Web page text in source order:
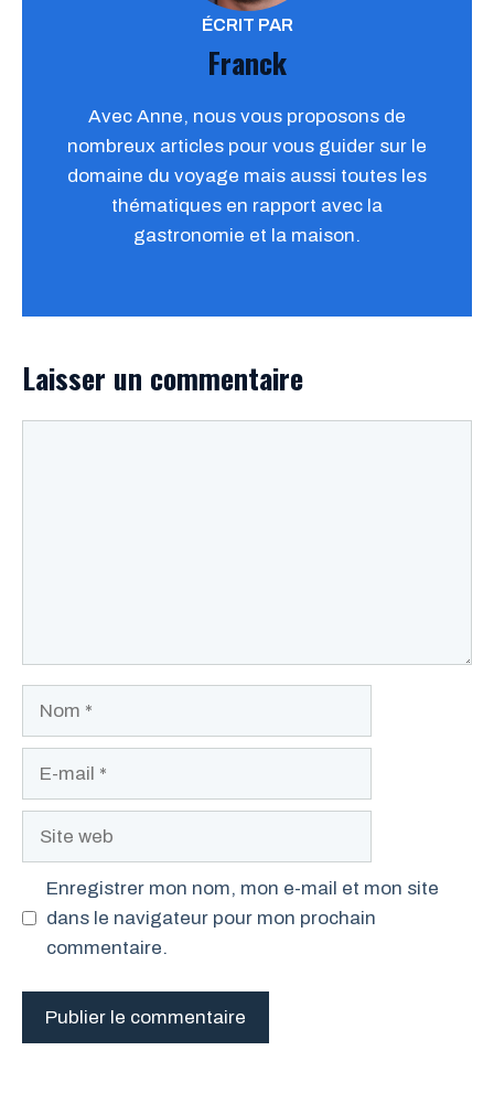
ÉCRIT PAR
Franck
Avec Anne, nous vous proposons de
nombreux articles pour vous guider sur le
domaine du voyage mais aussi toutes les
thématiques en rapport avec la
gastronomie et la maison.
Laisser un commentaire
Site
Enregistrer mon nom, mon e-mail et mon site
dans le navigateur pour mon prochain
commentaire.